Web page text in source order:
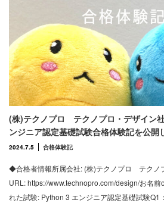
(株)テクノプロ テクノプロ・デザイン
ンジニア認定基礎試験合格体験記を公開
2024.7.5 合格体験記
◆合格者情報所属会社: (株)テクノプロ テクノ
URL: https://www.technopro.com/design/お名前
れた試験: Python 3 エンジニア認定基礎試験Q1